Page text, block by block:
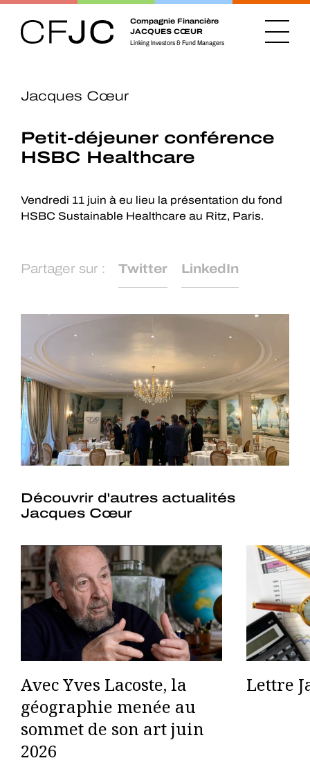
Compagnie Financière
JACQUES CŒUR
Linking Investors & Fund Managers
Jacques Cœur
Petit-déjeuner conférence
HSBC Healthcare
Vendredi 11 juin à eu lieu la présentation du fond
HSBC Sustainable Healthcare au Ritz, Paris.
Partager sur : Twitter LinkedIn
Découvrir d'autres actualités
Jacques Cœur
Avec Yves Lacoste, la
géographie menée au
sommet de son art juin
2026
Lettre